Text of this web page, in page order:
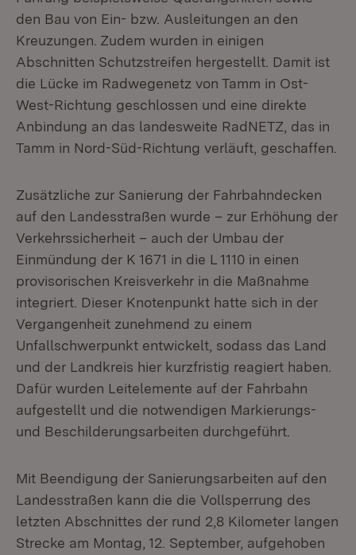
den Bau von Ein- bzw. Ausleitungen an den
Kreuzungen. Zudem wurden in einigen
Abschnitten Schutzstreifen hergestellt. Damit ist
die Lücke im Radwegenetz von Tamm in Ost-
West-Richtung geschlossen und eine direkte
Anbindung an das landesweite RadNETZ, das in
Tamm in Nord-Süd-Richtung verläuft, geschaffen.
Zusätzliche zur Sanierung der Fahrbahndecken
auf den Landesstraßen wurde – zur Erhöhung der
Verkehrssicherheit – auch der Umbau der
Einmündung der K 1671 in die L 1110 in einen
provisorischen Kreisverkehr in die Maßnahme
integriert. Dieser Knotenpunkt hatte sich in der
Vergangenheit zunehmend zu einem
Unfallschwerpunkt entwickelt, sodass das Land
und der Landkreis hier kurzfristig reagiert haben.
Dafür wurden Leitelemente auf der Fahrbahn
aufgestellt und die notwendigen Markierungs-
und Beschilderungsarbeiten durchgeführt.
Mit Beendigung der Sanierungsarbeiten auf den
Landesstraßen kann die die Vollsperrung des
letzten Abschnittes der rund 2,8 Kilometer langen
Strecke am Montag, 12. September, aufgehoben